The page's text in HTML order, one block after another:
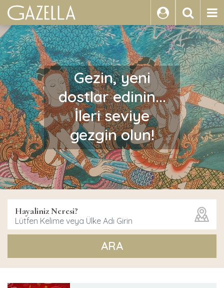
ARA
Gezin, yeni
dostlar edinin...
İleri seviye
gezgin olun!
Hayaliniz Neresi?
ARA